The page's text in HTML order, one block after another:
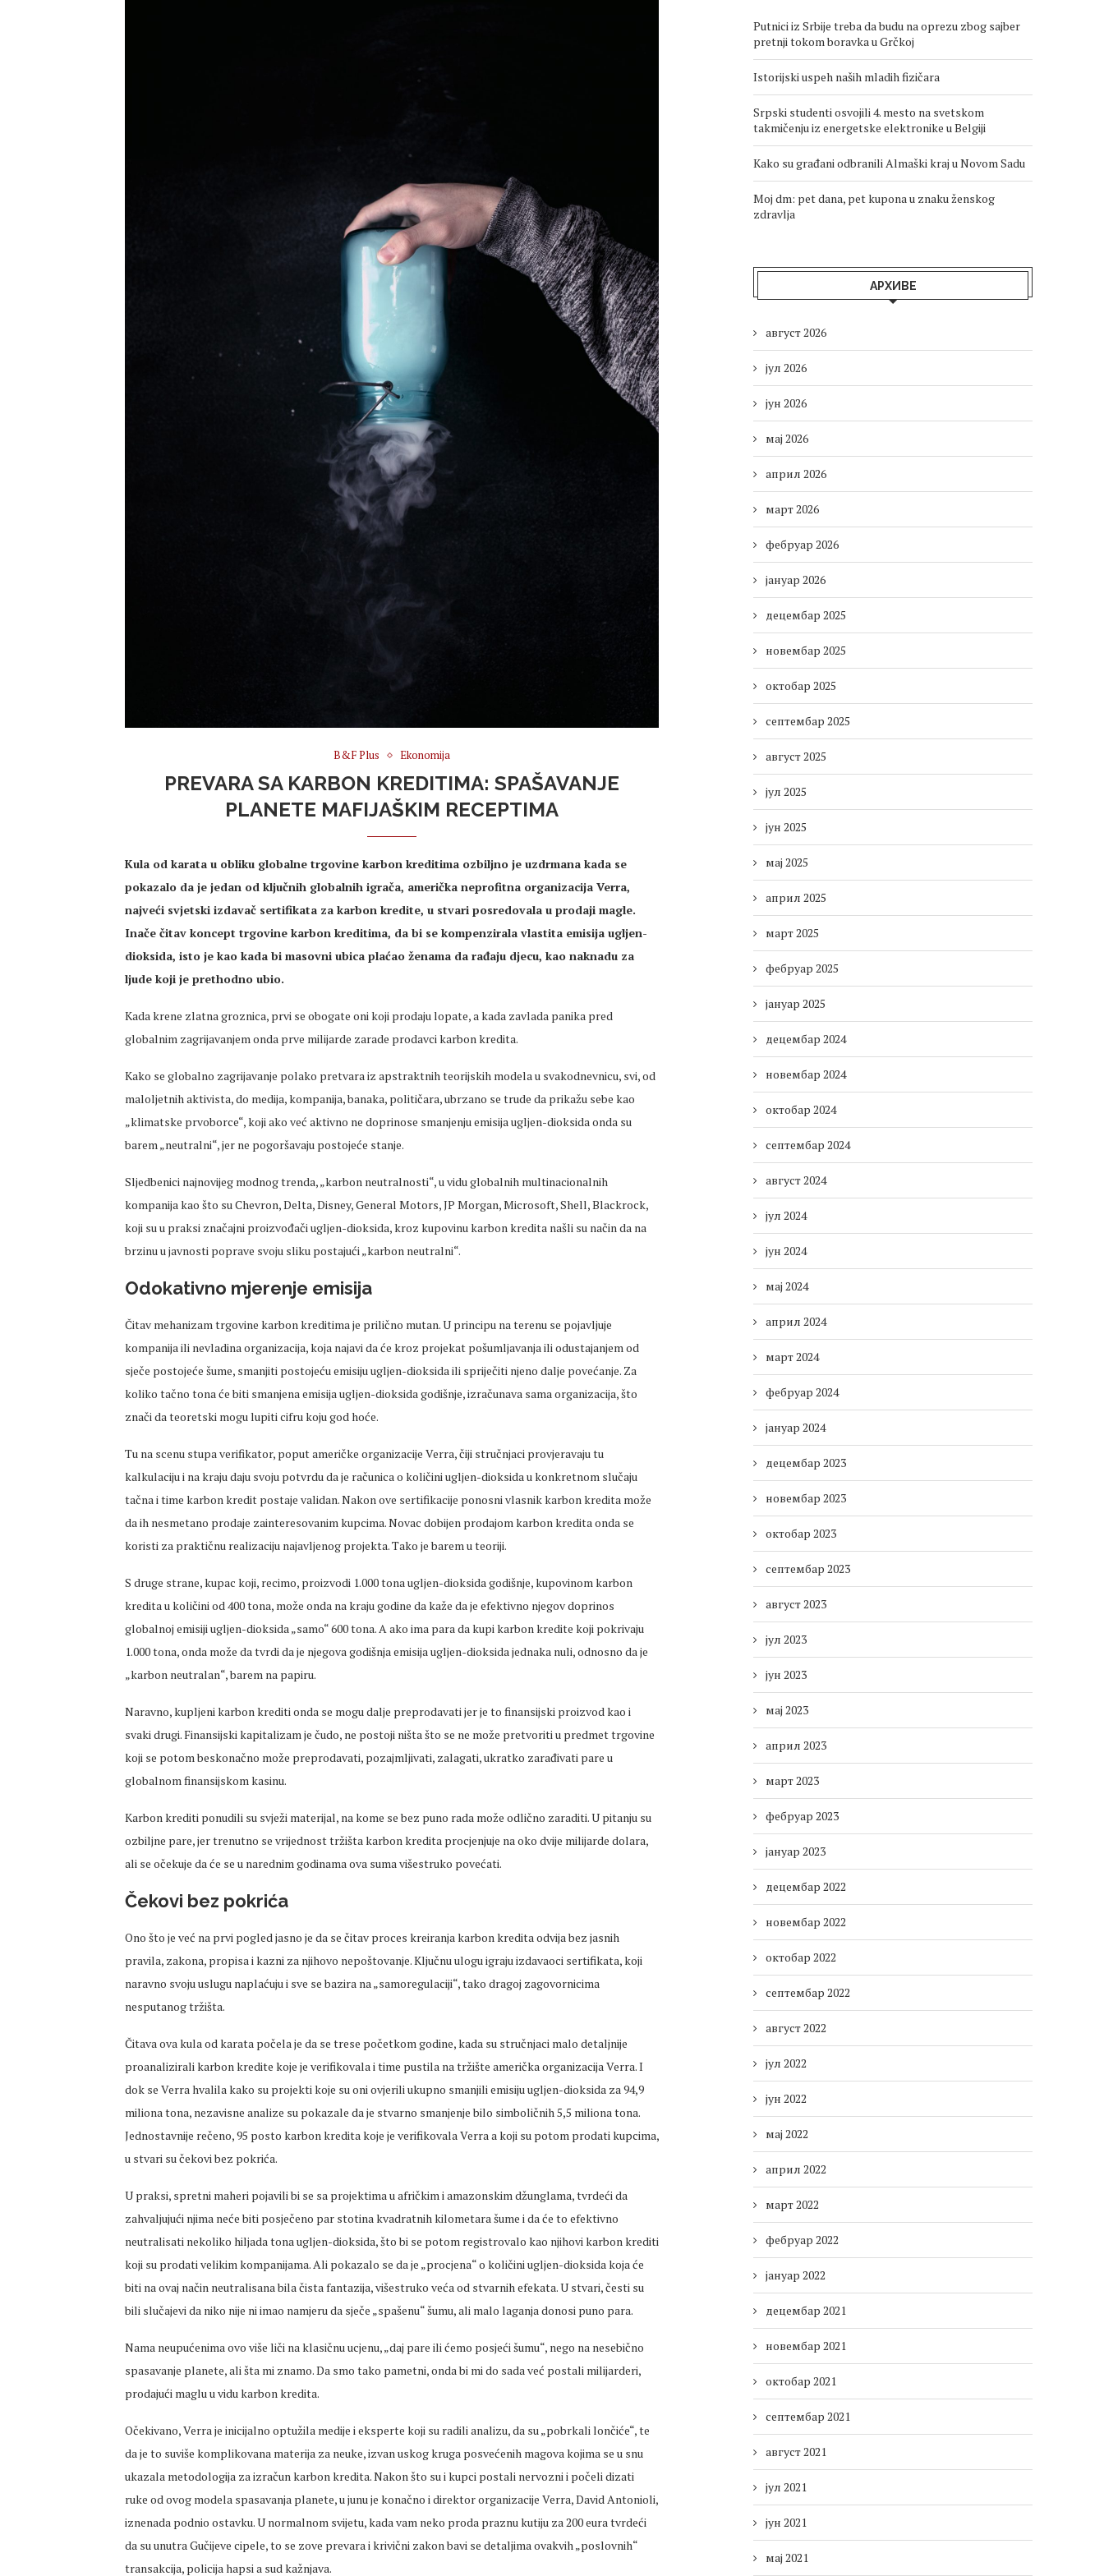
B&F Plus Ekonomija
PREVARA SA KARBON KREDITIMA: SPAŠAVANJE
PLANETE MAFIJAŠKIM RECEPTIMA
Kula od karata u obliku globalne trgovine karbon kreditima ozbiljno je uzdrmana kada se
pokazalo da je jedan od ključnih globalnih igrača, američka neprofitna organizacija Verra,
najveći svjetski izdavač sertifikata za karbon kredite, u stvari posredovala u prodaji magle.
Inače čitav koncept trgovine karbon kreditima, da bi se kompenzirala vlastita emisija ugljen-
dioksida, isto je kao kada bi masovni ubica plaćao ženama da rađaju djecu, kao naknadu za
ljude koji je prethodno ubio.
Kada krene zlatna groznica, prvi se obogate oni koji prodaju lopate, a kada zavlada panika pred
globalnim zagrijavanjem onda prve milijarde zarade prodavci karbon kredita.
Kako se globalno zagrijavanje polako pretvara iz apstraktnih teorijskih modela u svakodnevnicu, svi, od
maloljetnih aktivista, do medija, kompanija, banaka, političara, ubrzano se trude da prikažu sebe kao
„klimatske prvoborce“, koji ako već aktivno ne doprinose smanjenju emisija ugljen-dioksida onda su
barem „neutralni“, jer ne pogoršavaju postojeće stanje.
Sljedbenici najnovijeg modnog trenda, „karbon neutralnosti“, u vidu globalnih multinacionalnih
kompanija kao što su Chevron, Delta, Disney, General Motors, JP Morgan, Microsoft, Shell, Blackrock,
koji su u praksi značajni proizvođači ugljen-dioksida, kroz kupovinu karbon kredita našli su način da na
brzinu u javnosti poprave svoju sliku postajući „karbon neutralni“.
Odokativno mjerenje emisija
Čitav mehanizam trgovine karbon kreditima je prilično mutan. U principu na terenu se pojavljuje
kompanija ili nevladina organizacija, koja najavi da će kroz projekat pošumljavanja ili odustajanjem od
sječe postojeće šume, smanjiti postojeću emisiju ugljen-dioksida ili spriječiti njeno dalje povećanje. Za
koliko tačno tona će biti smanjena emisija ugljen-dioksida godišnje, izračunava sama organizacija, što
znači da teoretski mogu lupiti cifru koju god hoće.
Tu na scenu stupa verifikator, poput američke organizacije Verra, čiji stručnjaci provjeravaju tu
kalkulaciju i na kraju daju svoju potvrdu da je računica o količini ugljen-dioksida u konkretnom slučaju
tačna i time karbon kredit postaje validan. Nakon ove sertifikacije ponosni vlasnik karbon kredita može
da ih nesmetano prodaje zainteresovanim kupcima. Novac dobijen prodajom karbon kredita onda se
koristi za praktičnu realizaciju najavljenog projekta. Tako je barem u teoriji.
S druge strane, kupac koji, recimo, proizvodi 1.000 tona ugljen-dioksida godišnje, kupovinom karbon
kredita u količini od 400 tona, može onda na kraju godine da kaže da je efektivno njegov doprinos
globalnoj emisiji ugljen-dioksida „samo“ 600 tona. A ako ima para da kupi karbon kredite koji pokrivaju
1.000 tona, onda može da tvrdi da je njegova godišnja emisija ugljen-dioksida jednaka nuli, odnosno da je
„karbon neutralan“, barem na papiru.
Naravno, kupljeni karbon krediti onda se mogu dalje preprodavati jer je to finansijski proizvod kao i
svaki drugi. Finansijski kapitalizam je čudo, ne postoji ništa što se ne može pretvoriti u predmet trgovine
koji se potom beskonačno može preprodavati, pozajmljivati, zalagati, ukratko zarađivati pare u
globalnom finansijskom kasinu.
Karbon krediti ponudili su svježi materijal, na kome se bez puno rada može odlično zaraditi. U pitanju su
ozbiljne pare, jer trenutno se vrijednost tržišta karbon kredita procjenjuje na oko dvije milijarde dolara,
ali se očekuje da će se u narednim godinama ova suma višestruko povećati.
Čekovi bez pokrića
Ono što je već na prvi pogled jasno je da se čitav proces kreiranja karbon kredita odvija bez jasnih
pravila, zakona, propisa i kazni za njihovo nepoštovanje. Ključnu ulogu igraju izdavaoci sertifikata, koji
naravno svoju uslugu naplaćuju i sve se bazira na „samoregulaciji“, tako dragoj zagovornicima
nesputanog tržišta.
Čitava ova kula od karata počela je da se trese početkom godine, kada su stručnjaci malo detaljnije
proanalizirali karbon kredite koje je verifikovala i time pustila na tržište američka organizacija Verra. I
dok se Verra hvalila kako su projekti koje su oni ovjerili ukupno smanjili emisiju ugljen-dioksida za 94,9
miliona tona, nezavisne analize su pokazale da je stvarno smanjenje bilo simboličnih 5,5 miliona tona.
Jednostavnije rečeno, 95 posto karbon kredita koje je verifikovala Verra a koji su potom prodati kupcima,
u stvari su čekovi bez pokrića.
U praksi, spretni maheri pojavili bi se sa projektima u afričkim i amazonskim džunglama, tvrdeći da
zahvaljujući njima neće biti posječeno par stotina kvadratnih kilometara šume i da će to efektivno
neutralisati nekoliko hiljada tona ugljen-dioksida, što bi se potom registrovalo kao njihovi karbon krediti
koji su prodati velikim kompanijama. Ali pokazalo se da je „procjena“ o količini ugljen-dioksida koja će
biti na ovaj način neutralisana bila čista fantazija, višestruko veća od stvarnih efekata. U stvari, česti su
bili slučajevi da niko nije ni imao namjeru da sječe „spašenu“ šumu, ali malo laganja donosi puno para.
Nama neupućenima ovo više liči na klasičnu ucjenu, „daj pare ili ćemo posjeći šumu“, nego na nesebično
spasavanje planete, ali šta mi znamo. Da smo tako pametni, onda bi mi do sada već postali milijarderi,
prodajući maglu u vidu karbon kredita.
Očekivano, Verra je inicijalno optužila medije i eksperte koji su radili analizu, da su „pobrkali lončiće“, te
da je to suviše komplikovana materija za neuke, izvan uskog kruga posvećenih magova kojima se u snu
ukazala metodologija za izračun karbon kredita. Nakon što su i kupci postali nervozni i počeli dizati
ruke od ovog modela spasavanja planete, u junu je konačno i direktor organizacije Verra, David Antonioli,
iznenada podnio ostavku. U normalnom svijetu, kada vam neko proda praznu kutiju za 200 eura tvrdeći
da su unutra Gučijeve cipele, to se zove prevara i krivični zakon bavi se detaljima ovakvih „poslovnih“
transakcija, policija hapsi a sud kažnjava.
Putnici iz Srbije treba da budu na oprezu zbog sajber
pretnji tokom boravka u Grčkoj
Istorijski uspeh naših mladih fizičara
Srpski studenti osvojili 4. mesto na svetskom
takmičenju iz energetske elektronike u Belgiji
Kako su građani odbranili Almaški kraj u Novom Sadu
Moj dm: pet dana, pet kupona u znaku ženskog
zdravlja
АРХИВЕ
август 2026
јул 2026
јун 2026
мај 2026
април 2026
март 2026
фебруар 2026
јануар 2026
децембар 2025
новембар 2025
октобар 2025
септембар 2025
август 2025
јул 2025
јун 2025
мај 2025
април 2025
март 2025
фебруар 2025
јануар 2025
децембар 2024
новембар 2024
октобар 2024
септембар 2024
август 2024
јул 2024
јун 2024
мај 2024
април 2024
март 2024
фебруар 2024
јануар 2024
децембар 2023
новембар 2023
октобар 2023
септембар 2023
август 2023
јул 2023
јун 2023
мај 2023
април 2023
март 2023
фебруар 2023
јануар 2023
децембар 2022
новембар 2022
октобар 2022
септембар 2022
август 2022
јул 2022
јун 2022
мај 2022
април 2022
март 2022
фебруар 2022
јануар 2022
децембар 2021
новембар 2021
октобар 2021
септембар 2021
август 2021
јул 2021
јун 2021
мај 2021